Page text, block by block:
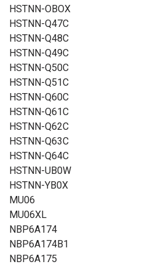
HSTNN-OBOX
HSTNN-Q47C
HSTNN-Q48C
HSTNN-Q49C
HSTNN-Q50C
HSTNN-Q51C
HSTNN-Q60C
HSTNN-Q61C
HSTNN-Q62C
HSTNN-Q63C
HSTNN-Q64C
HSTNN-UB0W
HSTNN-YB0X
MU06
MU06XL
NBP6A174
NBP6A174B1
NBP6A175